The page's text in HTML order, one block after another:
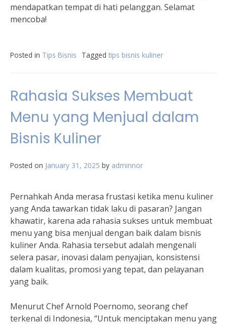
mendapatkan tempat di hati pelanggan. Selamat
mencoba!
Posted in Tips Bisnis Tagged tips bisnis kuliner
Rahasia Sukses Membuat
Menu yang Menjual dalam
Bisnis Kuliner
Posted on January 31, 2025 by adminnor
Pernahkah Anda merasa frustasi ketika menu kuliner
yang Anda tawarkan tidak laku di pasaran? Jangan
khawatir, karena ada rahasia sukses untuk membuat
menu yang bisa menjual dengan baik dalam bisnis
kuliner Anda. Rahasia tersebut adalah mengenali
selera pasar, inovasi dalam penyajian, konsistensi
dalam kualitas, promosi yang tepat, dan pelayanan
yang baik.
Menurut Chef Arnold Poernomo, seorang chef
terkenal di Indonesia, “Untuk menciptakan menu yang